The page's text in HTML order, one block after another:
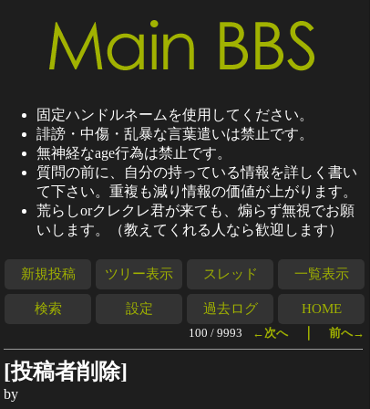
固定ハンドルネームを使用してください。
誹謗・中傷・乱暴な言葉遣いは禁止です。
無神経なage行為は禁止です。
質問の前に、自分の持っている情報を詳しく書い
て下さい。重複も減り情報の価値が上がります。
荒らしorクレクレ君が来ても、煽らず無視でお願
いします。（教えてくれる人なら歓迎します）
新規投稿 ツリー表示 スレッド 一覧表示
検索 設定 過去ログ HOME
100 / 9993 ←次へ｜ 前へ→
[投稿者削除]
by